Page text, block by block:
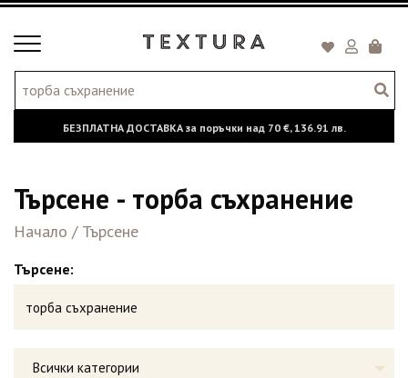
Toggle
БЕЗПЛАТНА ДОСТАВКА за поръчки над 70 €,136.91 лв.
Търсене - торба съхранение
Начало / Търсене
Търсене:
Всички категории